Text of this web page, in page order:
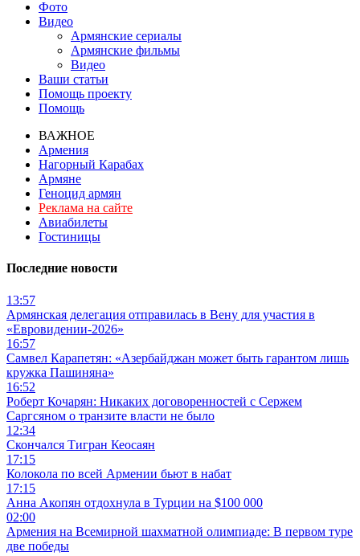
Фото
Видео
Армянские сериалы
Армянские фильмы
Видео
Ваши статьи
Помощь проекту
Помощь
ВАЖНОЕ
Армения
Нагорный Карабах
Армяне
Геноцид армян
Реклама на сайте
Авиабилеты
Гостиницы
Последние новости
13:57
Армянская делегация отправилась в Вену для участия в
«Евровидении-2026»
16:57
Самвел Карапетян: «Азербайджан может быть гарантом лишь
кружка Пашиняна»
16:52
Роберт Кочарян: Никаких договоренностей с Сержем
Саргсяном о транзите власти не было
12:34
Скончался Тигран Кеосаян
17:15
Колокола по всей Армении бьют в набат
17:15
Анна Акопян отдохнула в Турции на $100 000
02:00
Армения на Всемирной шахматной олимпиаде: В первом туре
две победы